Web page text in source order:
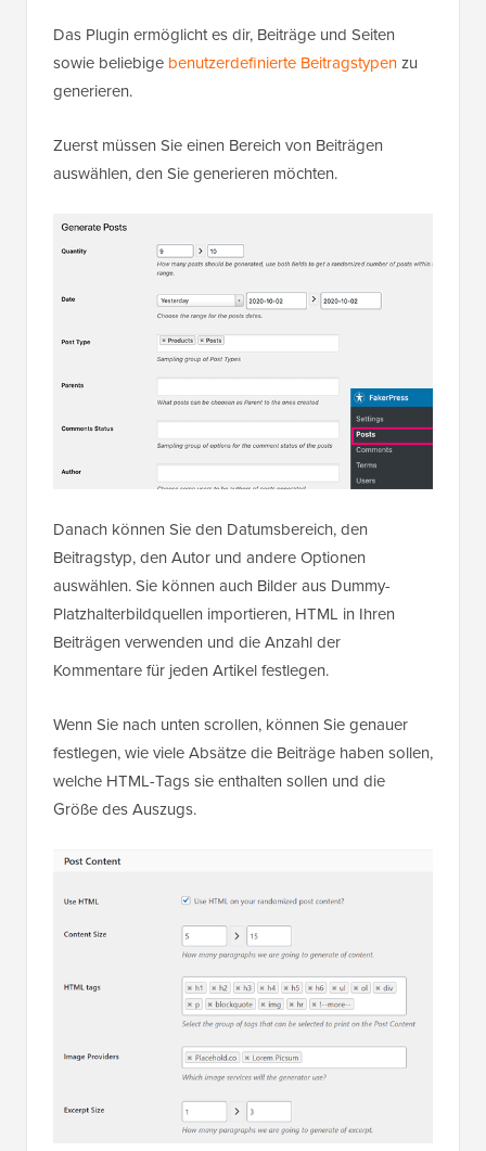
Das Plugin ermöglicht es dir, Beiträge und Seiten
sowie beliebige benutzerdefinierte Beitragstypenzu
generieren.
Zuerst müssen Sie einen Bereich von Beiträgen
auswählen, den Sie generieren möchten.
Danach können Sie den Datumsbereich, den
Beitragstyp, den Autor und andere Optionen
auswählen. Sie können auch Bilder aus Dummy-
Platzhalterbildquellen importieren, HTML in Ihren
Beiträgen verwenden und die Anzahl der
Kommentare für jeden Artikel festlegen.
Wenn Sie nach unten scrollen, können Sie genauer
festlegen, wie viele Absätze die Beiträge haben sollen,
welche HTML-Tags sie enthalten sollen und die
Größe des Auszugs.